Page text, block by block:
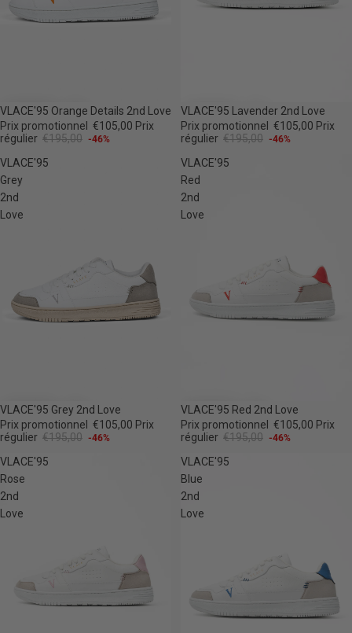
-46%
VLACE'95 Orange Details 2nd Love
Prix promotionnel
€105,00 Prix
régulier €195,00 -46%
-46%
VLACE'95 Lavender 2nd Love
Prix promotionnel
€105,00 Prix
régulier €195,00 -46%
VLACE'95
Grey
2nd
Love
-46%
VLACE'95 Grey 2nd Love
Prix promotionnel
€105,00 Prix
régulier €195,00 -46%
VLACE'95
Red
2nd
Love
-46%
VLACE'95 Red 2nd Love
Prix promotionnel
€105,00 Prix
régulier €195,00 -46%
VLACE'95
Rose
2nd
Love
VLACE'95
Blue
2nd
Love